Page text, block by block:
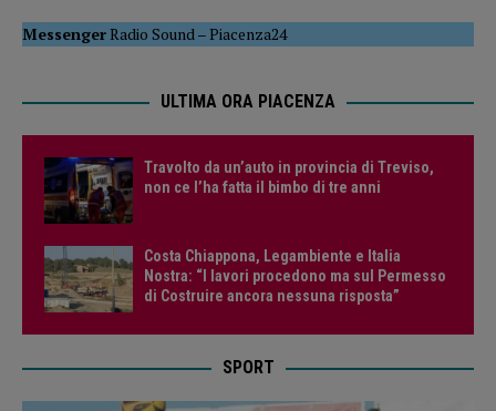
MessengerRadio Sound–Piacenza24
ULTIMA ORA PIACENZA
Travolto da un’auto in provincia di Treviso,
non ce l’ha fatta il bimbo di tre anni
Costa Chiappona, Legambiente e Italia
Nostra: “I lavori procedono ma sul Permesso
di Costruire ancora nessuna risposta”
SPORT